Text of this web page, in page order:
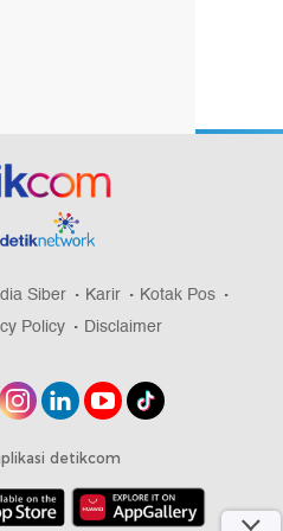
Siber Karir
Kotak Pos
Policy Disclaimer
detikcom